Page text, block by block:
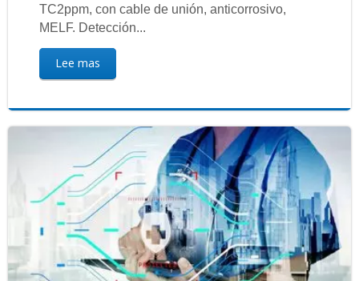
TC2ppm, con cable de unión, anticorrosivo,
MELF. Detección...
Lee mas